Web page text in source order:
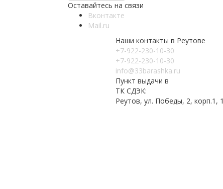
Оставайтесь на связи
Вконтакте
Mail.ru
Наши контакты в Реутове
+7-922-230-10-30
+7-922-230-10-30
info@33barashka.ru
Пункт выдачи в
ТК СДЭК:
Реутов, ул. Победы, 2, корп.1, 1